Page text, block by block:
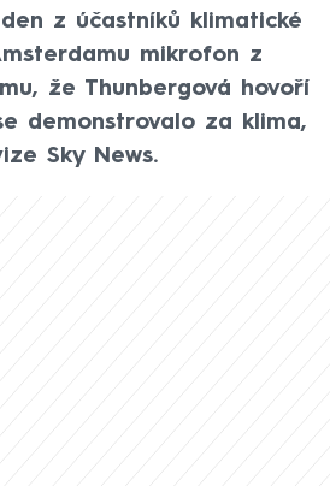
z účastníků klimatické
mikrofon z
že Thunbergová hovoří
demonstrovalo za klima,
Sky News.